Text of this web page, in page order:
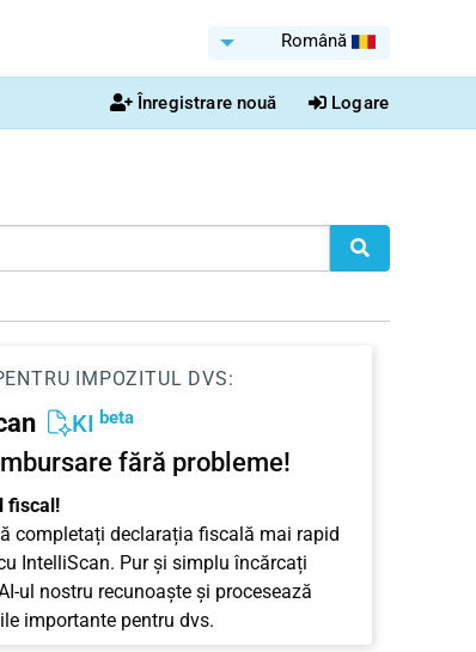
Română
Înregistrare nouă Logare
IMPOZITUL DVS:
KI beta
fără probleme!
fiscal!
completați declarația fiscală mai rapid
IntelliScan. Pur și simplu încărcați
ul nostru recunoaște și procesează
importante pentru dvs.